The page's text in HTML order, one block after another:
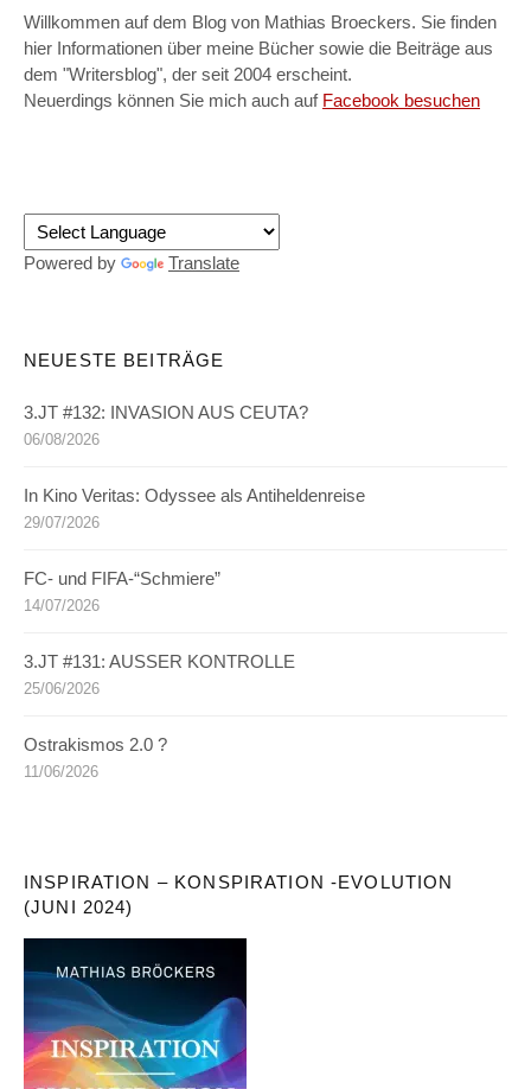
Willkommen auf dem Blog von Mathias Broeckers. Sie finden
hier Informationen über meine Bücher sowie die Beiträge aus
dem "Writersblog", der seit 2004 erscheint.
Neuerdings können Sie mich auch auf Facebook besuchen
Powered by Translate
NEUESTE BEITRÄGE
3.JT #132: INVASION AUS CEUTA?
06/08/2026
In Kino Veritas: Odyssee als Antiheldenreise
29/07/2026
FC- und FIFA-“Schmiere”
14/07/2026
3.JT #131: AUSSER KONTROLLE
25/06/2026
Ostrakismos 2.0 ?
11/06/2026
INSPIRATION – KONSPIRATION -EVOLUTION
(JUNI 2024)